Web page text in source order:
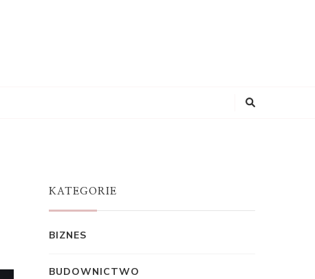
KATEGORIE
BIZNES
BUDOWNICTWO